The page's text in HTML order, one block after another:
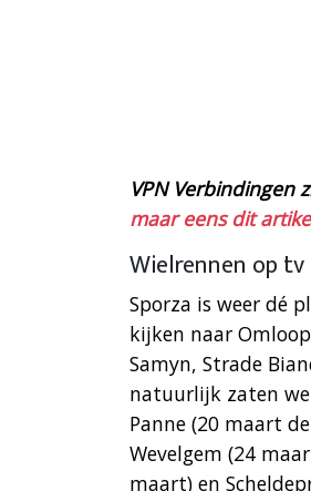
VPN Verbindingen
maar eens dit
Wielrennen op tv
Sporza is weer dé
kijken naar
Samyn, Strade
natuurlijk zaten we
Panne (20 maart
Wevelgem (24
maart) en